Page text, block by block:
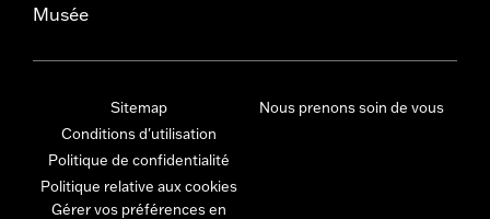
Musée
Sitemap
Conditions d'utilisation
Politique de confidentialité
Politique relative aux cookies
Gérer vos préférences en
Nous prenons soin de vous